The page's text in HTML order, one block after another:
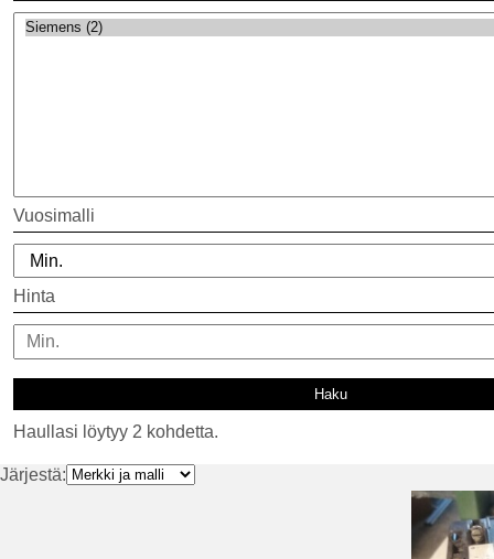
Vuosimalli
Hinta
Haullasi löytyy 2 kohdetta.
Järjestä: